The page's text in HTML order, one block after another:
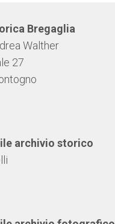
Bregaglia
Walther
27
archivio storico